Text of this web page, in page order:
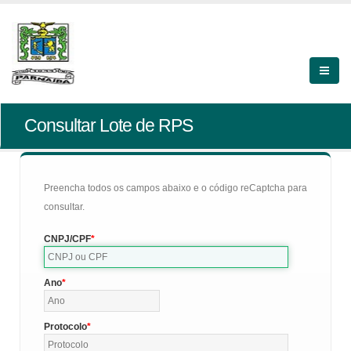
Consultar Lote de RPS
Preencha todos os campos abaixo e o código reCaptcha para
consultar.
CNPJ/CPF
Ano
Protocolo